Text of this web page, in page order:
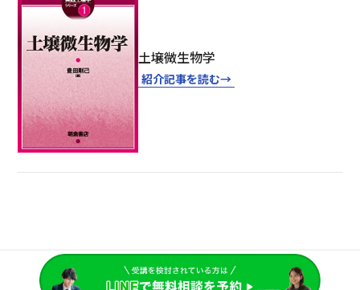
土壌微生物学
紹介記事を読む→